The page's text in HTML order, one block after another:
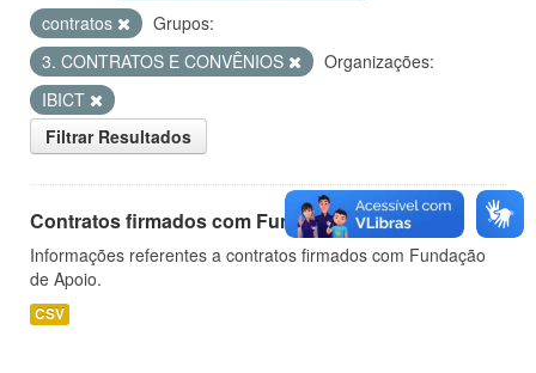
contratos
Grupos:
3. CONTRATOS E CONVÊNIOS
Organizações:
IBICT
Filtrar Resultados
Contratos firmados com Fundação de Apoio
Informações referentes a contratos firmados com Fundação
de Apoio.
CSV